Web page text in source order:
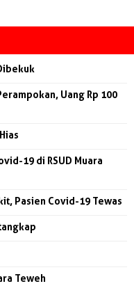
Uang Rp 100
19 di RSUD Muara
Pasien Covid-19 Tewas
Teweh